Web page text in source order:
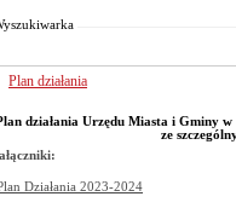
Plan działania
działania Urzędu Miasta i Gminy
ze
Działania 2023-2024